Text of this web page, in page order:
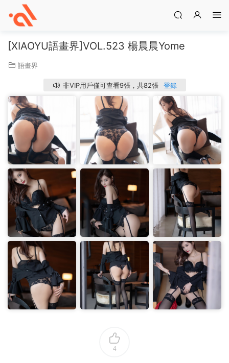
[XIAOYU語畫界]VOL.523 楊晨晨Yome
語畫界
非VIP用戶僅可查看9張，共82張 登錄
4